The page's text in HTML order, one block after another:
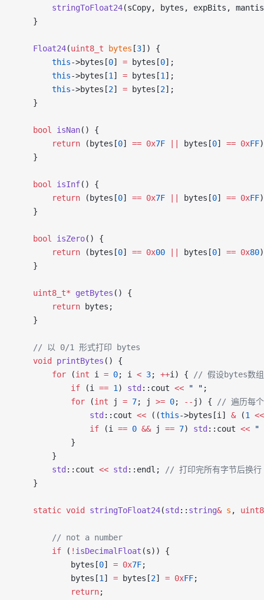
        stringToFloat24
(sCopy, bytes, expBits,
    }
    Float24
(uint8_t bytes [3]) {
        this
->bytes[0] = bytes[0];
        this
->bytes[1] = bytes[1];
        this
->bytes[2] = bytes[2];
    }
    bool
isNan() {
        return
(bytes[0] == 0x7F bytes[0] == 0xFF
    }
    bool
isInf() {
        return
(bytes[0] == 0x7F bytes[0] == 0xFF
    }
    bool
isZero() {
        return
(bytes[0] == 0x00 bytes[0] == 0x80
    }
    uint8_t*
getBytes () {
        return
bytes;
    }
    // 以 0/1 形式打印 bytes
    void
printBytes () {
        for
(int i = 0; i < 3; ++i) { // 假设bytes数组
            if
(i == 1) std ::cout << " " ;
            for
(int j = 7; j >= 0; -- j) { // 遍历每个
                std
::cout << ((this->bytes[i] & (1 <<
                if
(i == 0 && j == 7) std ::cout << "
            }
        }
        std
::cout << std ::endl;
// 打印完所有字节后换行
    }
    static
void stringToFloat24(std :: string& s ,
        // not a number
        if
( ! isDecimalFloat (s)) {
            bytes[
0] = 0x7F;
            bytes[
1] = bytes[2] = 0xFF;
            return
;